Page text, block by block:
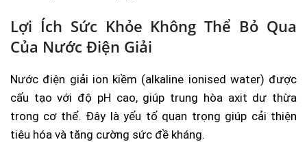
Lợi Ích Sức Khỏe Không Thể Bỏ Qua
Của Nước Điện Giải
Nước điện giải ion kiềm (alkaline ionised water) được
cấu tạo với độ pH cao, giúp trung hòa axit dư thừa
trong cơ thể. Đây là yếu tố quan trọng giúp cải thiện
tiêu hóa và tăng cường sức đề kháng.